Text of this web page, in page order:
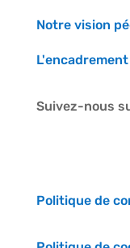
Notre vision
L'encadrement
Suivez-nous
Politique de